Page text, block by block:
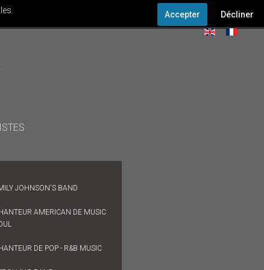
JOHNSON'S BAND
AMERICAN DE MUSIC
DE POP - R&B MUSIC
Accepter Décliner